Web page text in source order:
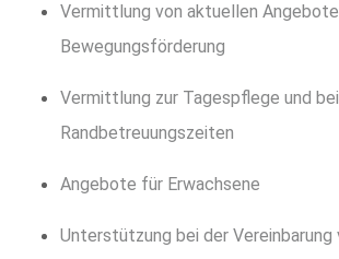
Vermittlung von aktuellen
Bewegungsförderung
Vermittlung zur Tagespflege und bei
Randbetreuungszeiten
Angebote für Erwachsene
Unterstützung bei der Vereinbarung